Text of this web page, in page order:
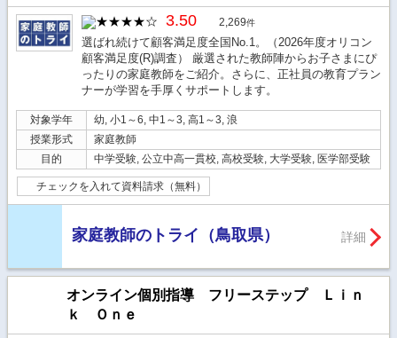
3.50 2,269件
選ばれ続けて顧客満足度全国No.1。（2026年度オリコン
顧客満足度(R)調査） 厳選された教師陣からお子さまにぴ
ったりの家庭教師をご紹介。さらに、正社員の教育プラン
ナーが学習を手厚くサポートします。
対象学年
幼, 小1～6, 中1～3, 高1～3, 浪
授業形式
家庭教師
目的
中学受験, 公立中高一貫校, 高校受験, 大学受験, 医学部受験
チェックを入れて資料請求（無料）
家庭教師のトライ（鳥取県） 詳細
オンライン個別指導 フリーステップ Ｌｉｎ
ｋ Ｏｎｅ